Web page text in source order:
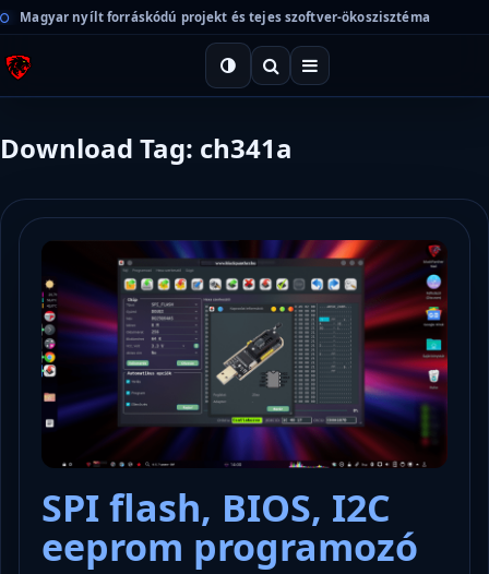
Magyar nyílt forráskódú projekt és tejes szoftver-ökoszisztéma
Download Tag: ch341a
SPI flash, BIOS, I2C
eeprom programozó